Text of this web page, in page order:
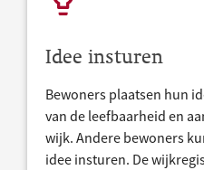
Idee insturen
Bewoners plaatsen hun
van de leefbaarheid en
wijk. Andere bewoners
idee insturen. De